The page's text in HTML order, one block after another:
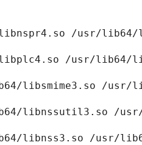
/usr/lib64/
/usr/lib64/
libsmime3.so /usr/
libnssutil3.so /
libnss3.so /usr/